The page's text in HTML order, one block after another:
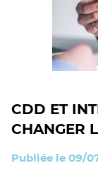
CDD ET
CHANGER
Publiée le 09/